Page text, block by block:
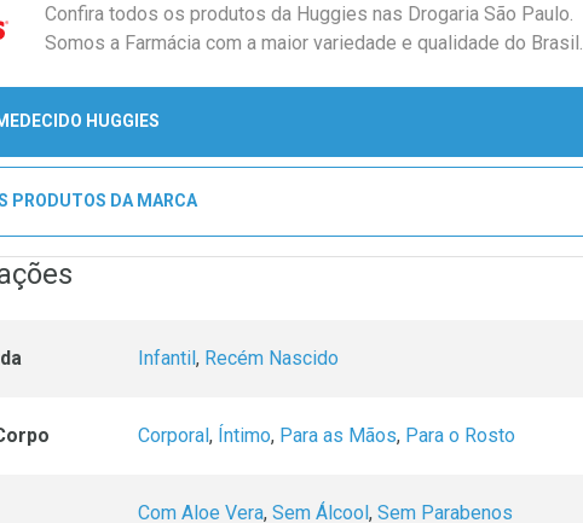
Confira todos os produtos da Huggies nas Drogaria São Paulo.
Somos a Farmácia com a maior variedade e qualidade do Brasil.
HUGGIES
PRODUTOS DA MARCA
Infantil, Recém Nascido
Corporal, Íntimo, Para as Mãos, Para o Rosto
Com Aloe Vera, Sem Álcool, Sem Parabenos